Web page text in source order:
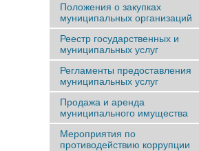
Положения о закупках
муниципальных организаций
Реестр государственных и
муниципальных услуг
Регламенты предоставления
муниципальных услуг
Продажа и аренда
муниципального имущества
Мероприятия по
противодействию коррупции